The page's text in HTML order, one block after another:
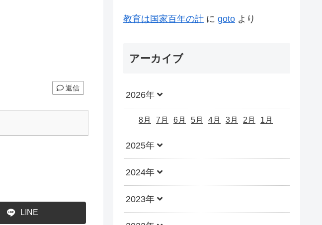
返信
LINE
教育は国家百年の計 に goto より
アーカイブ
2026年
8月 7月 6月 5月 4月 3月 2月 1月
2025年
2024年
2023年